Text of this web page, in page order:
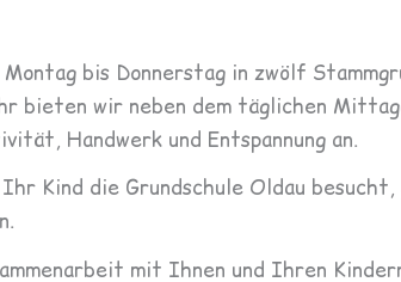
bis Donnerstag in zwölf
wir neben dem täglichen
Handwerk und Entspannung an.
Kind die Grundschule Oldau
mit Ihnen und Ihren